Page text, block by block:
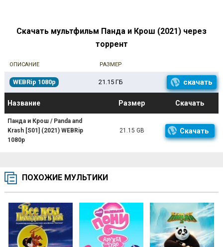
Скачать мультфильм Панда и Крош (2021) через
торрент
ОПИСАНИЕ РАЗМЕР
WEBRip 1080p 21.15 ГБ скачать
Название Размер Скачать
Панда и Крош / Panda and
Krash [S01] (2021) WEBRip
1080p
21.15 GB Скачать
ПОХОЖИЕ МУЛЬТИКИ